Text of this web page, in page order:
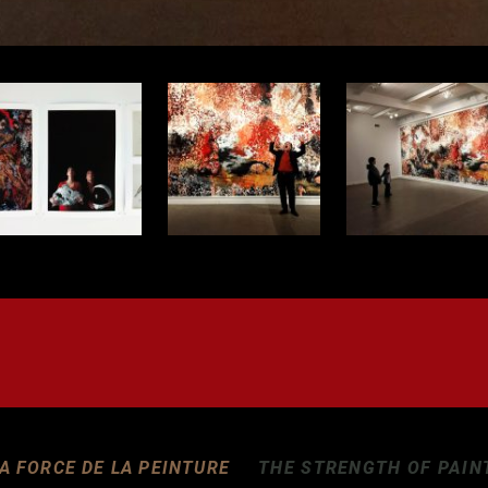
FORCE DE LA PEINTURE THE STRENGTH OF